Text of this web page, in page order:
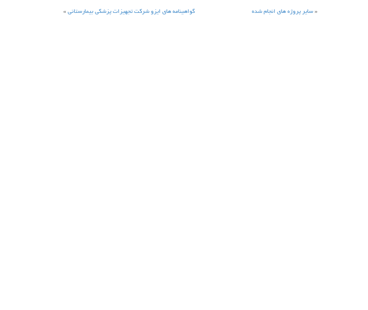
« سایر پروژه های انجام شده گواهینامه های ایزو شرکت تجهیزات پزشکی بیمارستانی »